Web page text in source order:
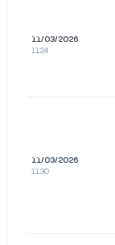
11/03/2026
11:24
11/03/2026
11:30